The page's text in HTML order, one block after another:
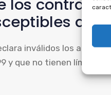
los
de
inválidos los
y que no tienen límite